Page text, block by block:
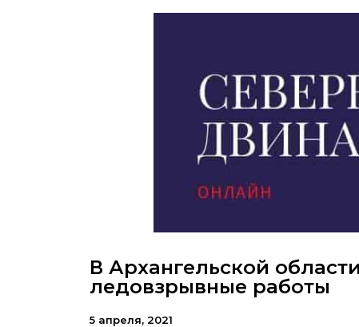
В Архангельской
ледовзрывные работы
5 апреля, 2021